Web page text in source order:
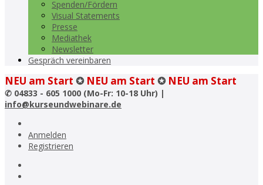
Spenden/Fördern
Visual Statements
Presse
Mediathek
Newsletter
Gespräch vereinbaren
NEU am Start ✪ NEU am Start ✪ NEU am Start
✆ 04833 - 605 1000 (Mo-Fr: 10-18 Uhr) |
info@kurseundwebinare.de
Anmelden
Registrieren